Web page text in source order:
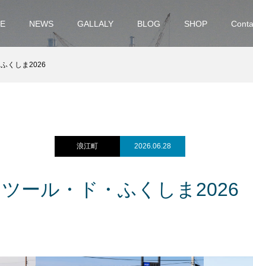
NEWS GALLALY BLOG SHOP
くしま2026
浪江町 2026.06.28
ツール・ド・ふくしま2026